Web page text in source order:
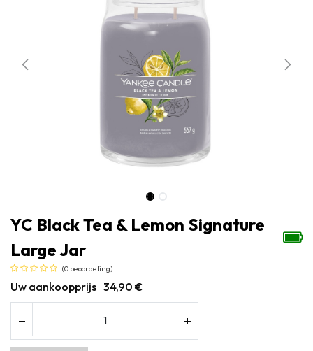
YC Black Tea & Lemon Signature
Large Jar
(0 beoordeling)
Uw aankoopprijs 34,90 €